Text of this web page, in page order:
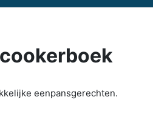
eenpansgerechten.